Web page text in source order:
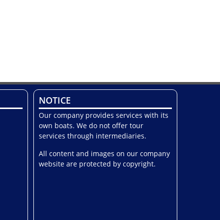
NOTICE
Our company provides services with its
own boats. We do not offer tour
services through intermediaries.
All content and images on our company
website are protected by copyright.